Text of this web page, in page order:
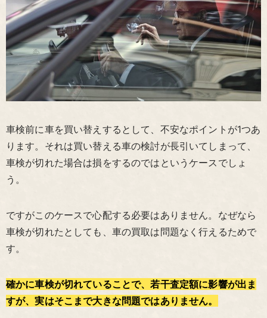
車検前に車を買い替えするとして、不安なポイントが1つあ
ります。それは買い替える車の検討が長引いてしまって、
車検が切れた場合は損をするのではというケースでしょ
う。
ですがこのケースで心配する必要はありません。なぜなら
車検が切れたとしても、車の買取は問題なく行えるためで
す。
確かに車検が切れていることで、若干査定額に影響が出ま
すが、実はそこまで大きな問題ではありません。